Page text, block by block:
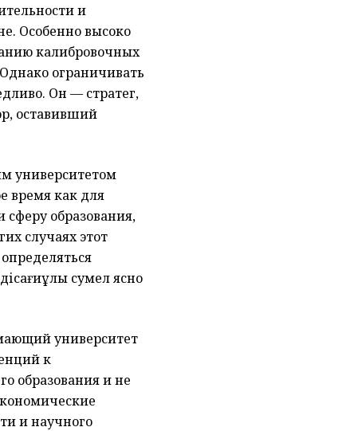
и
Особенно высоко
калибровочных
ограничивать
Он — стратег,
оставивший
университетом
время как для
образования,
случаях этот
сумел ясно
университет
к
образования и не
и научного